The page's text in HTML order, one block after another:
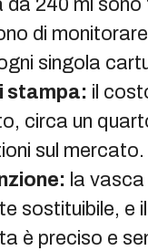
240 ml sono
di
singola
stampa: il
circa un
sul mercato.
la
sostituibile, e
è preciso e